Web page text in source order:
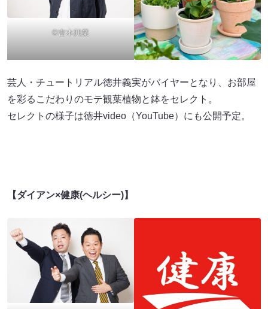
©吉本興業
芸人・チュートリアル徳井義実がバイヤーとなり、お部屋
を彩るこだわりのモテ観葉植物と鉢をセレクト。
セレクトの様子は徳井video（YouTube）にも公開予定。
【ダイアン×健康(ヘルシー)】